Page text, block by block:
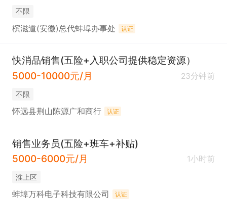
不限
槟滋道(安徽)总代蚌埠办事处 认证
快消品销售(五险+入职公司提供稳定资源）
5000-10000元/月
23分钟前
不限
怀远县荆山陈源广和商行 认证
销售业务员(五险+班车+补贴)
5000-6000元/月
1小时前
淮上区
蚌埠万科电子科技有限公司 认证